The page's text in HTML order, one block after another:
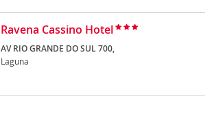
Ravena Cassino Hotel
AV RIO GRANDE DO SUL 700,
Laguna